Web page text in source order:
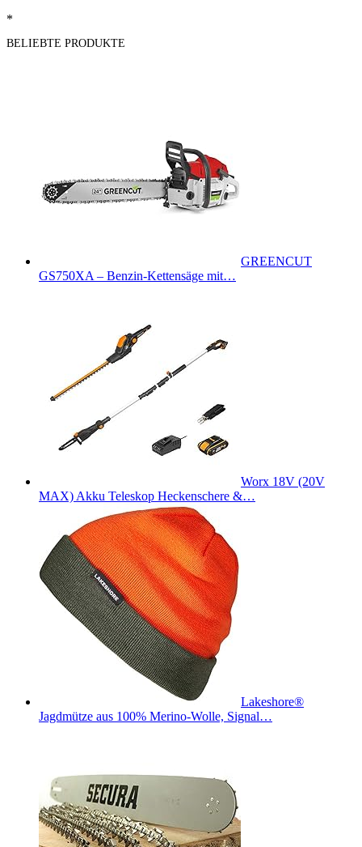
*
BELIEBTE PRODUKTE
GREENCUT
GS750XA – Benzin-Kettensäge mit…
Worx 18V (20V
MAX) Akku Teleskop Heckenschere &…
Lakeshore®
Jagdmütze aus 100% Merino-Wolle, Signal…